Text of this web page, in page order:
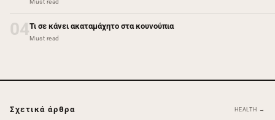
Must read
04Τι σε κάνει ακαταμάχητο στα κουνούπια
Must read
Σχετικά άρθρα HEALTH →